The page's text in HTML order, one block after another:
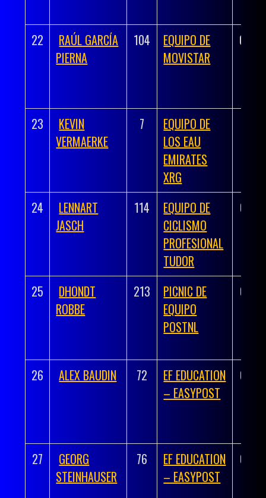
22
RAÚL GARCÍA
PIERNA
104
EQUIPO DE
MOVISTAR
23
KEVIN
VERMAERKE
7
EQUIPO DE
LOS EAU
EMIRATES
XRG
24
LENNART
JASCH
114
EQUIPO DE
CICLISMO
PROFESIONAL
TUDOR
25
DHONDT
ROBBE
213
PICNIC DE
EQUIPO
POSTNL
26 ALEX BAUDIN 72
EF EDUCATION
– EASYPOST
27
GEORG
STEINHAUSER
76
EF EDUCATION
– EASYPOST